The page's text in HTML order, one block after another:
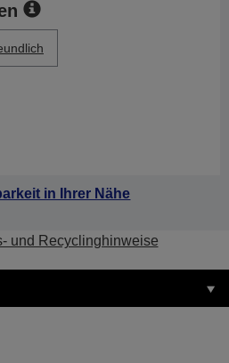
in Ihrer Nähe
und Recyclinghinweise